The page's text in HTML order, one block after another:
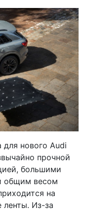
для нового Audi
прочной
большими
общим весом
на
Из-за